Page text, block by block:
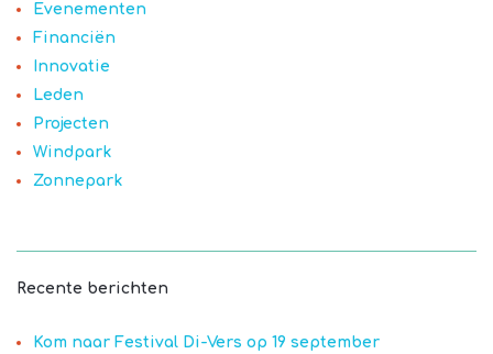
Evenementen
Financiën
Innovatie
Leden
Projecten
Windpark
Zonnepark
Recente berichten
Kom naar Festival Di-Vers op 19 september